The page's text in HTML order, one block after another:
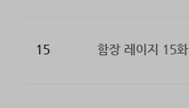
15 함장 레이지 15화